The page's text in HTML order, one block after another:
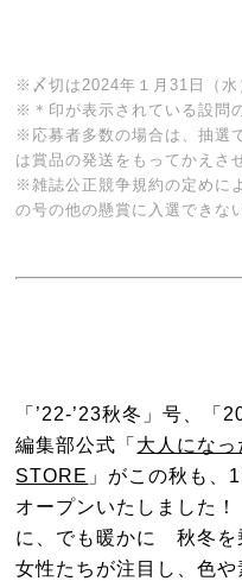
※〆切は2024年１月31日（
※＊印が表示されている設問
※応募者多数の場合は、抽選
は賞品の発送をもってかえさ
※雑誌公正競争規約の定めに
の号の他の懸賞に入選できな
「’22-’23秋冬」号、「
編集部公式「大人にな
STORE 」がこの秋も、
オープンいたしました
に、でも暖かに 秋冬を
女性たちが注目し、色